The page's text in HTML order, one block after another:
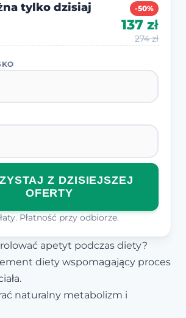
tylko dzisiaj -50%
137 zł
274 zł
Z DZISIEJSZEJ
OFERTY
Płatność przy odbiorze.
apetyt podczas diety?
diety wspomagający proces
naturalny metabolizm i